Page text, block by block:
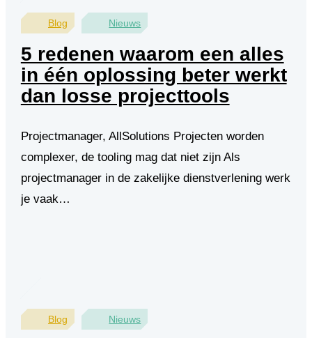
Blog Nieuws
5 redenen waarom een alles
in één oplossing beter werkt
dan losse projecttools
Projectmanager, AllSolutions Projecten worden
complexer, de tooling mag dat niet zijn Als
projectmanager in de zakelijke dienstverlening werk
je vaak…
Blog Nieuws